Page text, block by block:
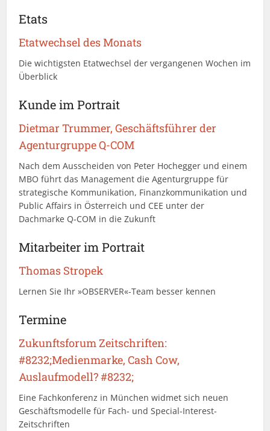
Etats
Etatwechsel des Monats
Die wichtigsten Etatwechsel der vergangenen Wochen im
Überblick
Kunde im Portrait
Dietmar Trummer, Geschäftsführer der
Agenturgruppe Q-COM
Nach dem Ausscheiden von Peter Hochegger und einem
MBO führt das Management die Agenturgruppe für
strategische Kommunikation, Finanzkommunikation und
Public Affairs in Österreich und CEE unter der
Dachmarke Q-COM in die Zukunft
Mitarbeiter im Portrait
Thomas Stropek
Lernen Sie Ihr »OBSERVER«-Team besser kennen
Termine
Zukunftsforum Zeitschriften:
#8232;Medienmarke, Cash Cow,
Auslaufmodell? #8232;
Eine Fachkonferenz in München widmet sich neuen
Geschäftsmodelle für Fach- und Special-Interest-
Zeitschriften